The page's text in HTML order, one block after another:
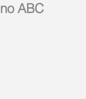
no ABC